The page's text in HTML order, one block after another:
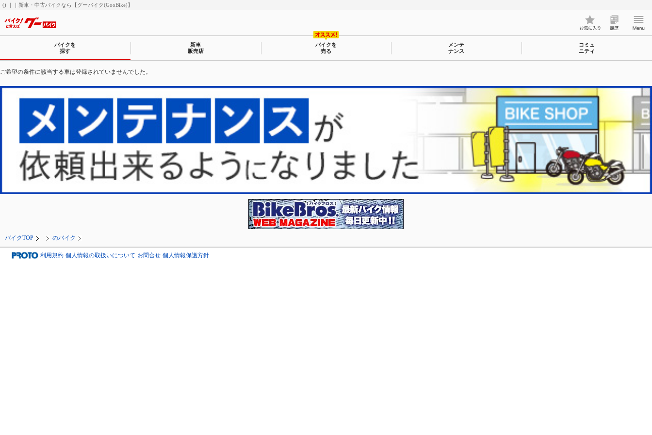
() ｜｜新車・中古バイクなら【グーバイク(GooBike)】
バイクを
探す
新車
販売店
バイクを
売る
メンテ
ナンス
コミュ
ニティ
ご希望の条件に該当する車は登録されていませんでした。
バイクTOP のバイク
利用規約 個人情報の取扱いについて お問合せ 個人情報保護方針